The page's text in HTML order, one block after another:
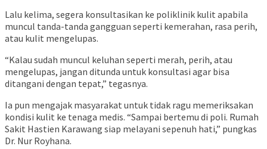
Lalu kelima, segera konsultasikan ke poliklinik kulit apabila
muncul tanda-tanda gangguan seperti kemerahan, rasa perih,
atau kulit mengelupas.
“Kalau sudah muncul keluhan seperti merah, perih, atau
mengelupas, jangan ditunda untuk konsultasi agar bisa
ditangani dengan tepat,” tegasnya.
Ia pun mengajak masyarakat untuk tidak ragu memeriksakan
kondisi kulit ke tenaga medis. “Sampai bertemu di poli. Rumah
Sakit Hastien Karawang siap melayani sepenuh hati,” pungkas
Dr. Nur Royhana.